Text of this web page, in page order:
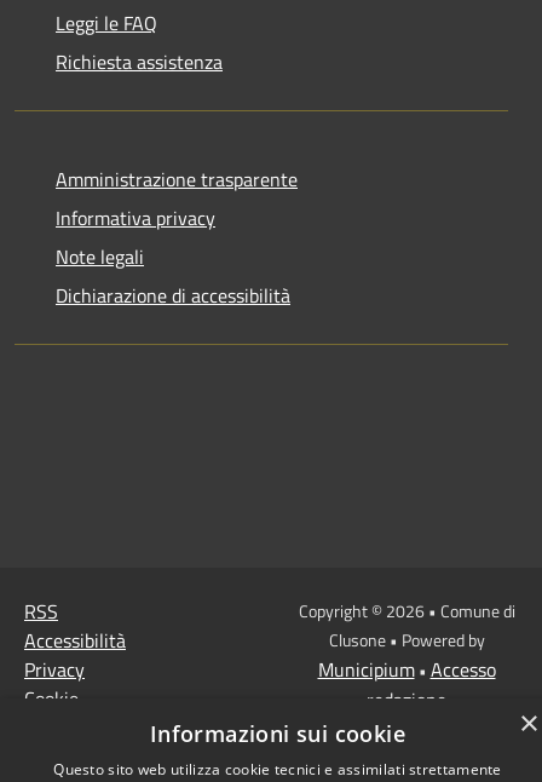
Leggi le FAQ
Richiesta assistenza
Amministrazione trasparente
Informativa privacy
Note legali
Dichiarazione di accessibilità
RSS
Accessibilità
Privacy
Cookie
Copyright © 2026 • Comune di
Clusone • Powered by
Municipium• Accesso
redazione
×
Informazioni sui cookie
Questo sito web utilizza cookie tecnici e assimilati strettamente